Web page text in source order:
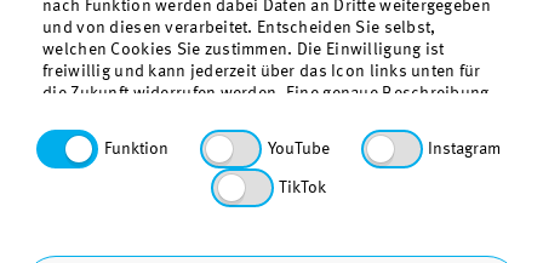
nach Funktion werden dabei Daten an Dritte weitergegeben
und von diesen verarbeitet. Entscheiden Sie selbst,
welchen Cookies Sie zustimmen. Die Einwilligung ist
freiwillig und kann jederzeit über das Icon links unten für
die Zukunft widerrufen werden. Eine genaue Beschreibung
Datenschutzerklärung. Funktionale Cookies, also die für
den Betrieb unserer Webseite technisch erforderlichen
Cookies, sind vorausgewählt.
Funktion YouTube Instagram
TikTok
Über uns
Kontakt
Barrierefreiheit